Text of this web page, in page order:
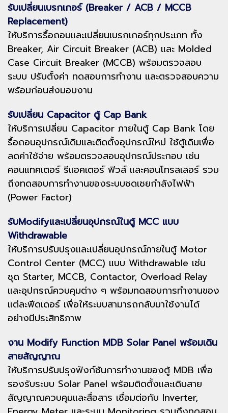
รับเปลี่ยนเบรกเกอร์ (Breaker / ACB / MCCB
Replacement)
ให้บริการรื้อถอนและเปลี่ยนเบรกเกอร์ทุกประเภท ทั้ง
Breaker, Air Circuit Breaker (ACB) และ Molded
Case Circuit Breaker (MCCB) พร้อมตรวจสอบ
ระบบ ปรับตั้งค่า ทดสอบการทำงาน และตรวจสอบความ
พร้อมก่อนส่งมอบงาน
รับเปลี่ยน Capacitor ตู้ Cap Bank
ให้บริการเปลี่ยน Capacitor ภายในตู้ Cap Bank โดย
รื้อถอนอุปกรณ์เดิมและติดตั้งอุปกรณ์ใหม่ ใช้ตู้เดิมเพื่อ
ลดค่าใช้จ่าย พร้อมตรวจสอบอุปกรณ์ประกอบ เช่น
คอนแทคเตอร์ รีแอคเตอร์ ฟิวส์ และคอนโทรลเลอร์ รวม
ถึงทดสอบการทำงานของระบบชดเชยกำลังไฟฟ้า
(Power Factor)
รับModifyและเปลี่ยนอุปกรณ์ในตู้ MCC แบบ
Withdrawable
ให้บริการปรับปรุงและเปลี่ยนอุปกรณ์ภายในตู้ Motor
Control Center (MCC) แบบ Withdrawable เช่น
ชุด Starter, MCCB, Contactor, Overload Relay
และอุปกรณ์ควบคุมต่าง ๆ พร้อมทดสอบการทำงานของ
แต่ละฟีดเดอร์ เพื่อให้ระบบสามารถกลับมาใช้งานได้
อย่างมีประสิทธิภาพ
งาน Modify Function MDB Solar Panel พร้อมเดิน
สายสัญญาณ
ให้บริการปรับปรุงฟังก์ชันการทำงานของตู้ MDB เพื่อ
รองรับระบบ Solar Panel พร้อมติดตั้งและเดินสาย
สัญญาณควบคุมและสื่อสาร เชื่อมต่อกับ Inverter,